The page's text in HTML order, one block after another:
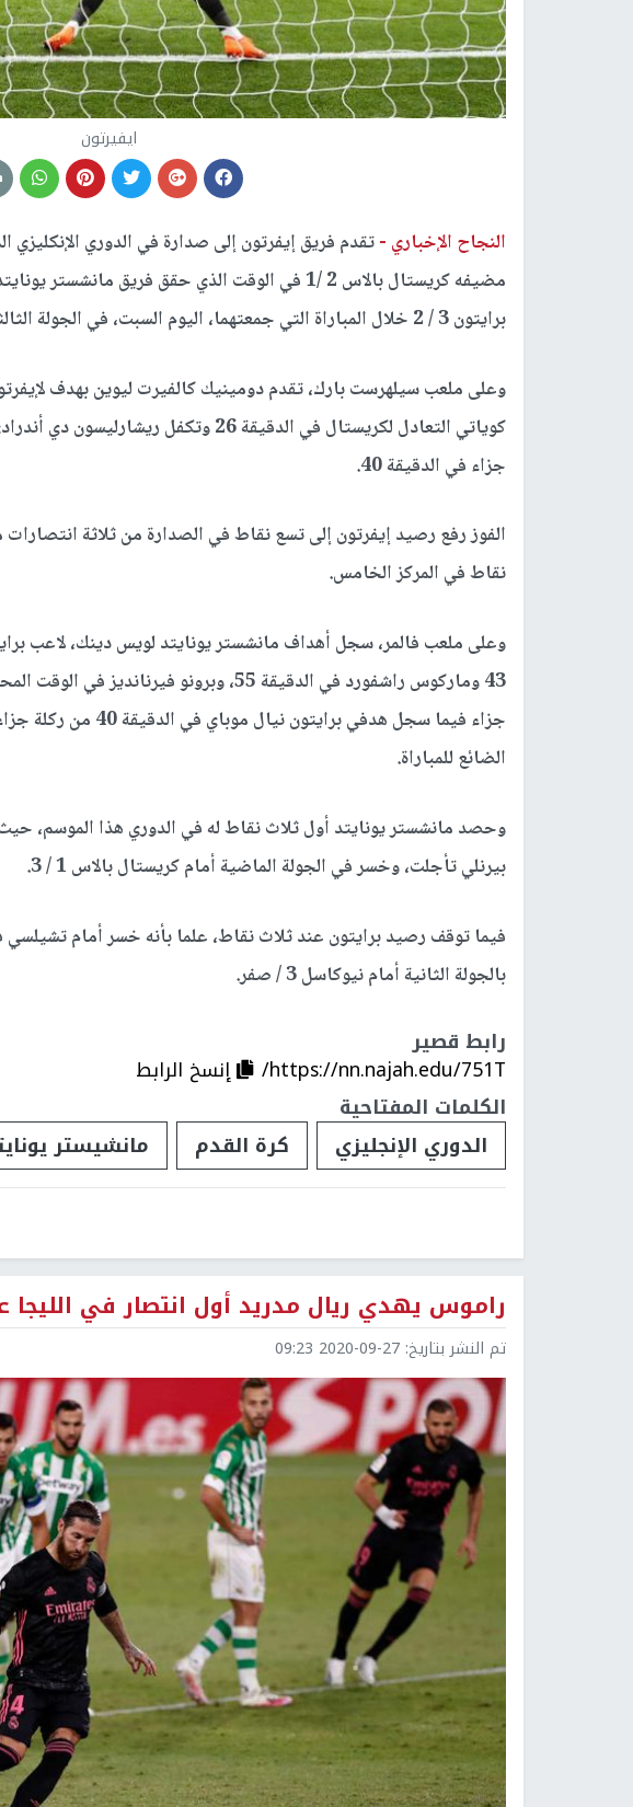
ايفيرتون
النجاح الإخباري -تقدم فريق إيفرتون إلى صدارة في الدوري الإنكليزي
مضيفه كريستال بالاس 2 /1 في الوقت الذي حقق فريق
برايتون 3 / 2 خلال المباراة التي جمعتهما، اليوم السبت، في الجولة الثالثة من المسابقة.
وعلى ملعب سيلهرست بارك، تقدم دومينيك كالفيرت ليوين بهدف
كوياتي التعادل لكريستال في الدقيقة 26
جزاء في الدقيقة 40.
الفوز رفع رصيد إيفرتون إلى تسع نقاط في الصدارة من ثلاثة
نقاط في المركز الخامس.
وعلى ملعب فالمر، سجل أهداف مانشستر يونايتد لويس دينك، لاعب
43 وماركوس راشفورد في الدقيقة 55، وبرونو
جزاء فيما سجل هدفي
الضائع للمباراة.
وحصد مانشستر يونايتد أول ثلاث نقاط له في الدوري هذا الموسم، حيث
بيرنلي تأجلت، وخسر في الجولة الماضية أمام كريستال بالاس 1 / 3.
بالجولة الثانية أمام نيوكاسل 3 / صفر.
رابط قصير
https://nn.najah.edu/751T/
إنسخ الرابط
الكلمات المفتاحية
الدوري الإنجليزي
كرة القدم مانشيستر
راموس يهدي ريال مدريد أول انتصار في
تم النشر بتاريخ: 2020-09-27 09:23